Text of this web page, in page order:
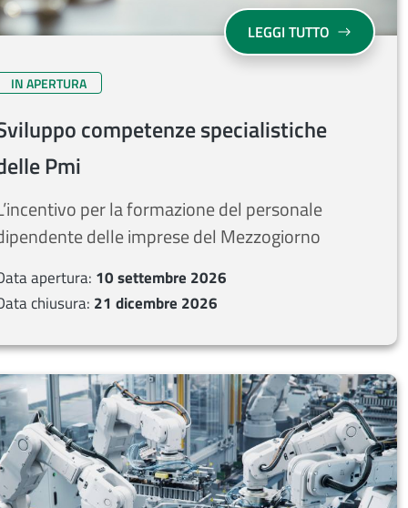
ALLA DEINDUSTRIALIZZAZIONE 2026LEGGI TUTTO SU
IN APERTURA
competenze specialistiche
Pmi
per la formazione del personale
delle imprese del Mezzogiorno
apertura: 10 settembre 2026
chiusura: 21 dicembre 2026